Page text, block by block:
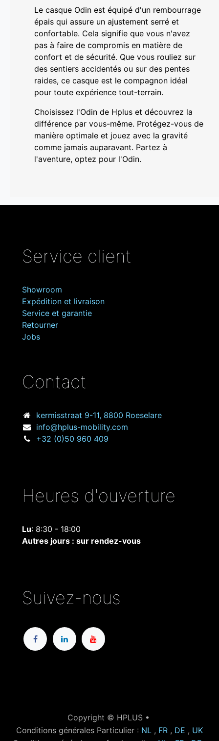
Le casque Odin est équipé d'un rembourrage
épais qui assure un ajustement serré et
confortable. Cela signifie que vous n'avez
pas à faire de compromis en matière de
confort et de sécurité. Que vous rouliez sur
des sentiers accidentés ou sur des pentes
raides, ce casque est le compagnon idéal
pour toute expérience tout-terrain.
Choisissez l'Odin de Hplus et découvrez la
différence par vous-même. Protégez-vous de
manière optimale et jouez avec la gravité
comme jamais auparavant. Partez à
l'aventure, optez pour l'Odin.
Service client
Showroom
Expédition et livraison
Service et garantie
Retourner
Jobs
Contact
kermisstraat 9-11, 8800 Roeselare
info@hplus-mobility.com
+32 (0)50 960 409
Heures d'ouverture
Lu: 8:30 - 18:00
Autres jours : sur rendez-vous
Suivez-nous
Copyright © HPLUS •
Conditions générales Particulier : NL , FR , DE , UK